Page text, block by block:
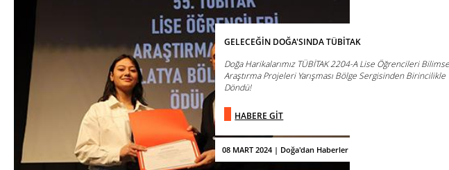
08 MART 2024 | Doğa'dan Haberler
GELECEĞİN DOĞA'SINDA TÜBİTAK
Doğa Harikalarımız TÜBİTAK 2204-A Lise Öğrencileri
Araştırma Projeleri Yarışması Bölge Sergisinden Birincilikle
Döndü!
HABERE GİT